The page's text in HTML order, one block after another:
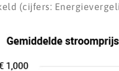
(cijfers: